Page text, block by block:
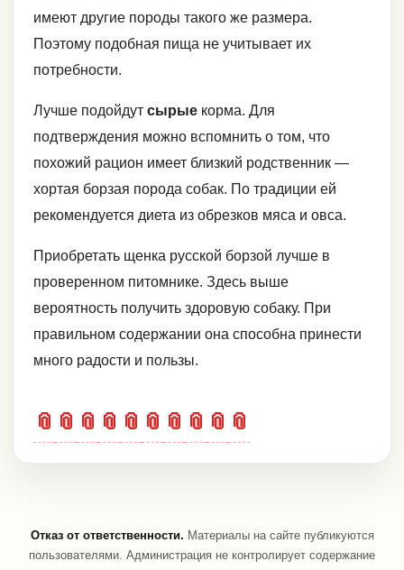
имеют другие породы такого же размера.
Поэтому подобная пища не учитывает их
потребности.
Лучше подойдут сырые корма. Для
подтверждения можно вспомнить о том, что
похожий рацион имеет близкий родственник —
хортая борзая порода собак. По традиции ей
рекомендуется диета из обрезков мяса и овса.
Приобретать щенка русской борзой лучше в
проверенном питомнике. Здесь выше
вероятность получить здоровую собаку. При
правильном содержании она способна принести
много радости и пользы.
📎 📎 📎 📎 📎 📎 📎 📎 📎 📎
Отказ от ответственности. Материалы на сайте публикуются
пользователями. Администрация не контролирует содержание